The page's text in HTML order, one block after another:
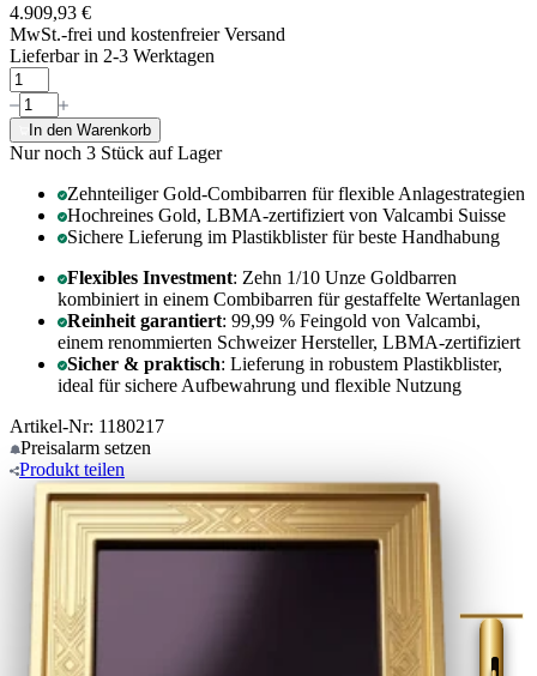
4.909,93 €
MwSt.-frei und kostenfreier Versand
Lieferbar in 2-3 Werktagen
In den Warenkorb
Nur noch 3 Stück auf Lager
Zehnteiliger Gold-Combibarren für flexible Anlagestrategien
Hochreines Gold, LBMA-zertifiziert von Valcambi Suisse
Sichere Lieferung im Plastikblister für beste Handhabung
Flexibles Investment: Zehn 1/10 Unze Goldbarren
kombiniert in einem Combibarren für gestaffelte Wertanlagen
Reinheit garantiert: 99,99 % Feingold von Valcambi,
einem renommierten Schweizer Hersteller, LBMA-zertifiziert
Sicher & praktisch: Lieferung in robustem Plastikblister,
ideal für sichere Aufbewahrung und flexible Nutzung
Artikel-Nr: 1180217
Preisalarm setzen
Produkt teilen